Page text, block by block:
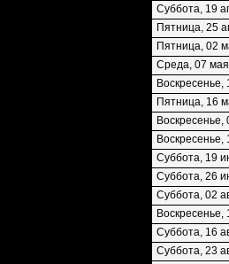
Суббота, 19
Пятница, 25
Пятница, 02
Среда, 07
Пятница, 16
Суббота, 19
Суббота, 26
Суббота, 02
Воскресенье,
Суббота, 16
Суббота, 23